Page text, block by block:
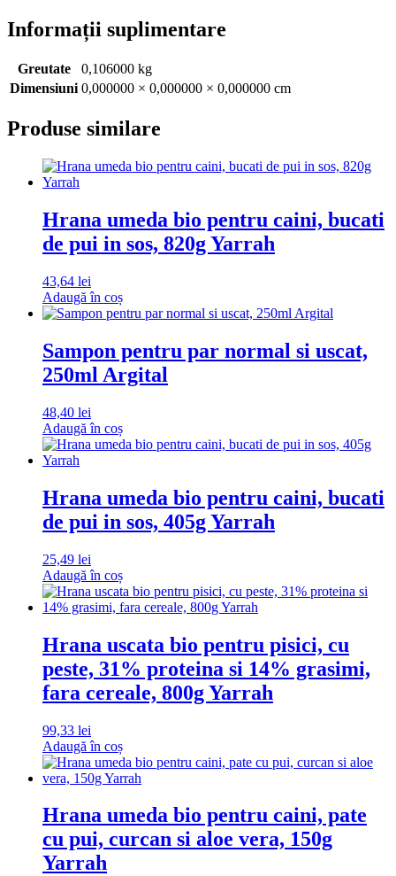
Informații suplimentare
Greutate
0,106000 kg
Dimensiuni 0,000000 × 0,000000 × 0,000000 cm
Produse similare
Hrana umeda bio pentru caini, bucati
de pui in sos, 820g Yarrah
43,64 lei
Adaugă în coș
Sampon pentru par normal si uscat,
250ml Argital
48,40 lei
Adaugă în coș
Hrana umeda bio pentru caini, bucati
de pui in sos, 405g Yarrah
25,49 lei
Adaugă în coș
Hrana uscata bio pentru pisici, cu
peste, 31% proteina si 14% grasimi,
fara cereale, 800g Yarrah
99,33 lei
Adaugă în coș
Hrana umeda bio pentru caini, pate
cu pui, curcan si aloe vera, 150g
Yarrah